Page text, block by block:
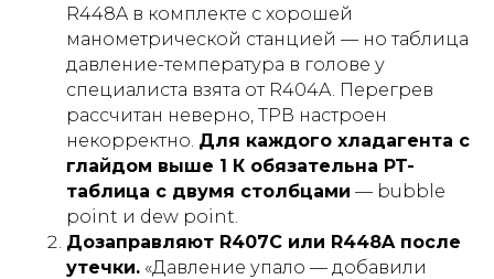
R448A в комплекте с хорошей
манометрической станцией — но таблица
давление-температура в голове у
специалиста взята от R404A. Перегрев
рассчитан неверно, ТРВ настроен
некорректно. Для каждого хладагента с
глайдом выше 1 К обязательна PT-
таблица с двумя столбцами — bubble
point и dew point.
Дозаправляют R407C или R448A после
утечки. «Давление упало — добавили